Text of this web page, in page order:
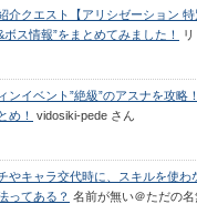
介クエスト【アリシゼーション
ボス情報”をまとめてみました！
ンイベント”絶級”のアスナを攻略
め！
vidosiki-pede さん
やキャラ交代時に、スキルを使
ってある？ 名前が無い＠ただの